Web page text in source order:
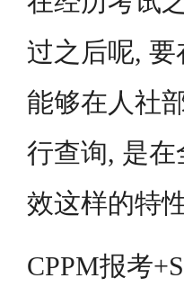
过之后呢,
能够在人社
行查询, 是
效这样的特性
CPPM报考